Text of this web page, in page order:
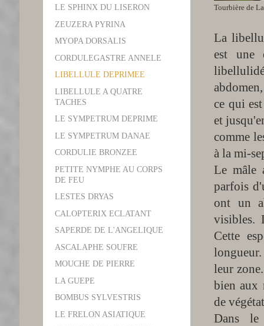
Tourbière de
La
est une
ce qui
et
comme
à la mi-
Le mâle
parfois
ont un
visibles.
Cette
leur
bien aux
de
Dans le
LE SPHINX DU LISERON
ZEUZERA PYRINA
MYOPA DORSALIS
CORDULEGASTRE ANNELE
LIBELLULE DEPRIMEE
LIBELLULE A QUATRE
TACHES
LE SYMPETRUM DEPRIME
LE SYMPETRUM DANAE
CORDULIE BRONZEE
PETITE NYMPHE AU CORPS
DE FEU
LESTES DRYAS
CALOPTERIX ECLATANT
SAPERDE DE L'ANGELIQUE
ASCALAPHE SOUFRE
MOUCHE DE PIERRE
LA GUEPE
BOMBUS SYLVESTRIS
LE FRELON ASIATIQUE